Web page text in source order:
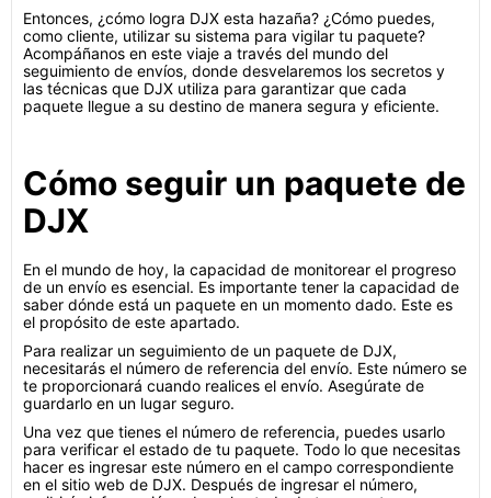
Entonces, ¿cómo logra DJX esta hazaña? ¿Cómo puedes,
como cliente, utilizar su sistema para vigilar tu paquete?
Acompáñanos en este viaje a través del mundo del
seguimiento de envíos, donde desvelaremos los secretos y
las técnicas que DJX utiliza para garantizar que cada
paquete llegue a su destino de manera segura y eficiente.
Cómo seguir un paquete de
DJX
En el mundo de hoy, la capacidad de monitorear el progreso
de un envío es esencial. Es importante tener la capacidad de
saber dónde está un paquete en un momento dado. Este es
el propósito de este apartado.
Para realizar un seguimiento de un paquete de DJX,
necesitarás el número de referencia del envío. Este número se
te proporcionará cuando realices el envío. Asegúrate de
guardarlo en un lugar seguro.
Una vez que tienes el número de referencia, puedes usarlo
para verificar el estado de tu paquete. Todo lo que necesitas
hacer es ingresar este número en el campo correspondiente
en el sitio web de DJX. Después de ingresar el número,